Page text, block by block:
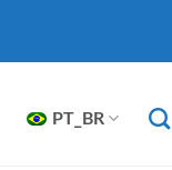
PT_BR